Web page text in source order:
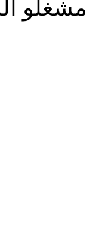
مشغلو